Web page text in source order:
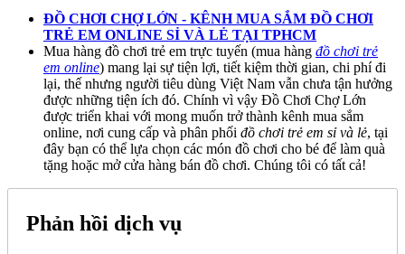
ĐỒ CHƠI CHỢ LỚN - KÊNH MUA SẮM ĐỒ CHƠI
TRẺ EM ONLINE SỈ VÀ LẺ TẠI TPHCM
Mua hàng đồ chơi trẻ em trực tuyến (mua hàng đồ chơi trẻ
em online) mang lại sự tiện lợi, tiết kiệm thời gian, chi phí đi
lại, thế nhưng người tiêu dùng Việt Nam vẫn chưa tận hưởng
được những tiện ích đó. Chính vì vậy Đồ Chơi Chợ Lớn
được triển khai với mong muốn trở thành kênh mua sắm
online, nơi cung cấp và phân phối đồ chơi trẻ em sỉ và lẻ, tại
đây bạn có thể lựa chọn các món đồ chơi cho bé để làm quà
tặng hoặc mở cửa hàng bán đồ chơi. Chúng tôi có tất cả!
Phản hồi dịch vụ